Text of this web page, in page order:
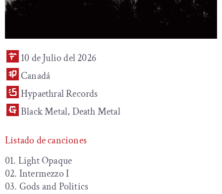
10 de Julio del 2026
Canadá
Hypaethral Records
Black Metal, Death Metal
Listado de canciones
01. Light Opaque
02. Intermezzo I
03. Gods and Politics